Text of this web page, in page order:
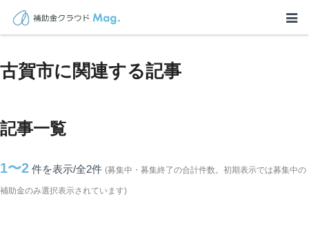
TOP > 補助金・助成金詳細>福岡県
古賀市に関連する記事
記事一覧
1〜2 件を表示/全2件 (募集中・募集終了の合計件数。初期表示では募集中の
補助金のみ選択表示されています)